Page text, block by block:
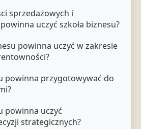
sprzedażowych i
uczyć szkoła biznesu?
powinna uczyć w zakresie
powinna przygotowywać do
powinna uczyć
strategicznych?